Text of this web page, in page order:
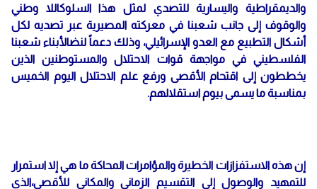
والديمقراطية واليسارية للتصدي لمثل هذا السلوكاللا وطني
والوقوف إلى جانب شعبنا في معركته المصيرية عبر تصديه لكل
أشكال التطبيع مع العدو الإسرائيلي، وذلك دعماً لنضالأبناء شعبنا
الفلسطيني في مواجهة قوات الاحتلال والمستوطنين الذين
يخططون إلى اقتحام الأقصى ورفع علم الاحتلال اليوم الخميس
بمناسبة ما يسمى بيوم استقلالهم.
إن هذه الاستفزازات الخطيرة والمؤامرات المحاكة ما هي إلا استمرار
للتمهيد والوصول إلى التقسيم الزماني والمكاني للأقصى،الذي